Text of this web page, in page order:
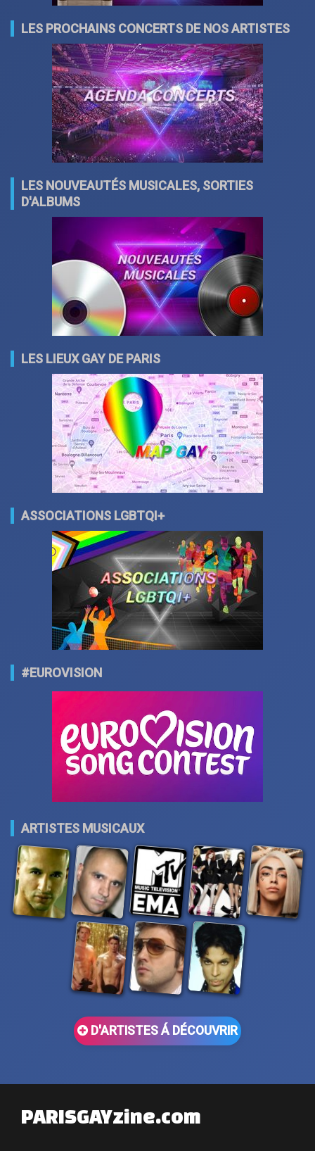
LES PROCHAINS CONCERTS DE NOS ARTISTES
LES NOUVEAUTÉS MUSICALES, SORTIES
D'ALBUMS
LES LIEUX GAY DE PARIS
ASSOCIATIONS LGBTQI+
#EUROVISION
ARTISTES MUSICAUX
D'ARTISTES Á DÉCOUVRIR
PARISGAYzine.com